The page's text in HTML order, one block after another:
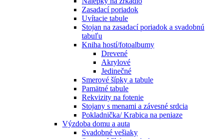
Zasadací poriadok
Uvítacie tabule
Stojan na zasadací poriadok a svadobnú
tabuľu
Kniha hostí/fotoalbumy
Drevené
Akrylové
Jedinečné
Smerové šípky a tabule
Pamätné tabule
Rekvizity na fotenie
Stojany s menami a závesné srdcia
Pokladnička/ Krabica na peniaze
Výzdoba domu a auta
Svadobné vešiaky